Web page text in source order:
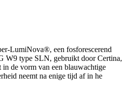
LumiNova®, een fosforescerend
W9 type SLN, gebruikt door Certina,
in de vorm van een blauwachtige
neemt na enige tijd af in he